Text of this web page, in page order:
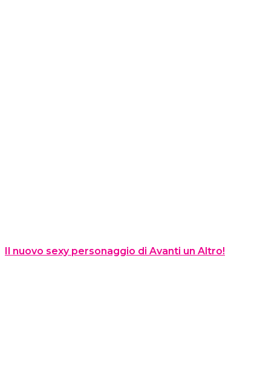
Il nuovo sexy personaggio di Avanti un Altro!